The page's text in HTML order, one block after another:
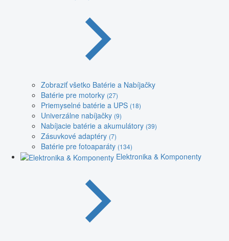
Zobraziť všetko Batérie a Nabíjačky
Batérie pre motorky (27)
Priemyselné batérie a UPS (18)
Univerzálne nabíjačky (9)
Nabíjacie batérie a akumulátory (39)
Zásuvkové adaptéry (7)
Batérie pre fotoaparáty (134)
Elektronika & Komponenty